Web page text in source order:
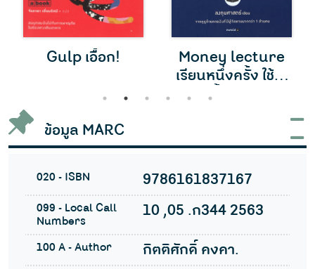
Gulp เอื้อก!
Money lecture
เรียนหนึ่งครั้ง ใช้ได้
ทั้งชีวิต
1 2 3 4 5 6
ข้อมูล MARC
020 - ISBN 9786161837167
099 - Local Call
Numbers
10 ,05 .ก344 2563
100 A - Author กิตติศักดิ์ คงคา.